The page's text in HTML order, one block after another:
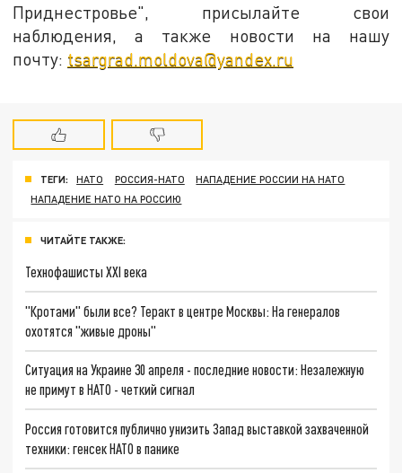
Приднестровье", присылайте свои
наблюдения, а также новости на нашу
почту: tsargrad.moldova@yandex.ru
ТЕГИ: НАТО РОССИЯ-НАТО
НАПАДЕНИЕ РОССИИ НА НАТО
НАПАДЕНИЕ НАТО НА РОССИЮ
ЧИТАЙТЕ ТАКЖЕ:
Технофашисты XXI века
"Кротами" были все? Теракт в центре Москвы: На генералов
охотятся "живые дроны"
Ситуация на Украине 30 апреля - последние новости: Незалежную
не примут в НАТО - четкий сигнал
Россия готовится публично унизить Запад выставкой захваченной
техники: генсек НАТО в панике